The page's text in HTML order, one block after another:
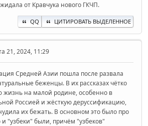
от Кравчука нового ГКЧП.
QQ ЦИТИРОВАТЬ ВЫДЕЛЕННОЕ
21, 2024, 11:29
Средней Азии пошла после развала
беженцы. В их рассказах чётко
жизнь на малой родине, особенно в
Россией и жёсткую деруссификацию,
их бежать. В основном это было про
"узбеки" были, причём "узбеков"